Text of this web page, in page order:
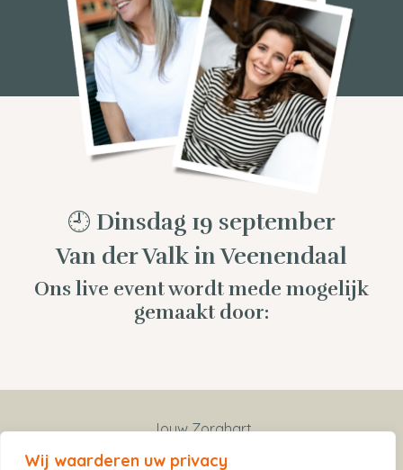
Wij waarderen uw privacy
🕘 Dinsdag 19 september
Van der Valk in Veenendaal
Ons live event wordt mede mogelijk
gemaakt door:
Jouw Zorghart
ZZP Vrienden